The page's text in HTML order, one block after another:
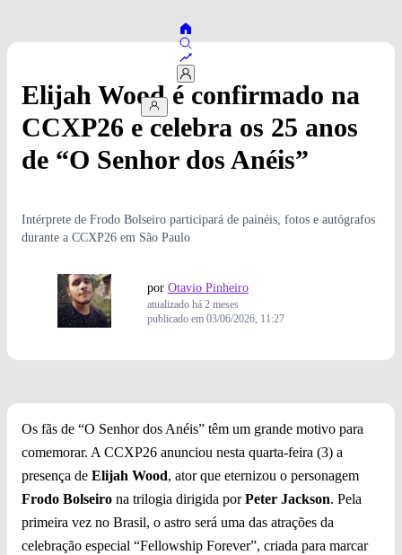
Elijah Wood é confirmado na
CCXP26 e celebra os 25 anos
de “O Senhor dos Anéis”
Intérprete de Frodo Bolseiro participará de painéis, fotos e autógrafos
durante a CCXP26 em São Paulo
por Otavio Pinheiro
atualizado há 2 meses
publicado em 03/06/2026, 11:27
Os fãs de “O Senhor dos Anéis” têm um grande motivo para
comemorar. A CCXP26 anunciou nesta quarta-feira (3) a
presença de Elijah Wood, ator que eternizou o personagem
Frodo Bolseiro na trilogia dirigida porPeter Jackson. Pela
primeira vez no Brasil, o astro será uma das atrações da
celebração especial “Fellowship Forever”, criada para marcar